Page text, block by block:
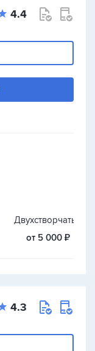
4.4
Двухстворчатые
от 5 000 ₽
4.3